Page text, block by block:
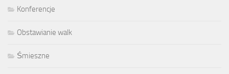
Konferencje
Obstawianie walk
Śmieszne